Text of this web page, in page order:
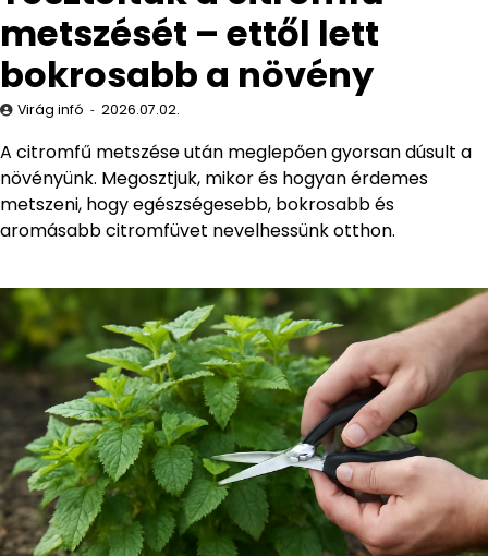
metszését – ettől lett
bokrosabb a növény
Virág infó 2026.07.02.
A citromfű metszése után meglepően gyorsan dúsult a
növényünk. Megosztjuk, mikor és hogyan érdemes
metszeni, hogy egészségesebb, bokrosabb és
aromásabb citromfüvet nevelhessünk otthon.